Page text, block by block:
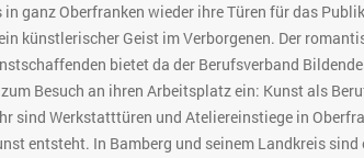
ganz Oberfranken wieder ihre Türen für das
künstlerischer Geist im Verborgenen. Der
bietet da der Berufsverband
Besuch an ihren Arbeitsplatz ein: Kunst als
sind Werkstatttüren und Ateliereinstiege in
entsteht. In Bamberg und seinem Landkreis